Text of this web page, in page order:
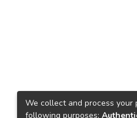
We collect and process
following purposes: